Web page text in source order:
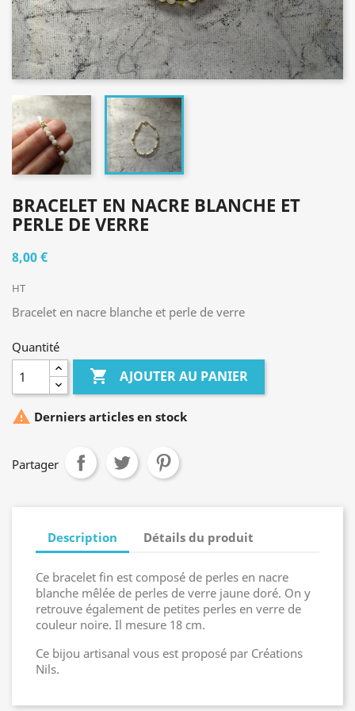
BRACELET EN NACRE BLANCHE ET
PERLE DE VERRE
8,00 €
HT
Bracelet en nacre blanche et perle de verre
Quantité
 AJOUTER AU PANIER
 Derniers articles en stock
Partager
Description Détails du produit
Ce bracelet fin est composé de perles en nacre
blanche mêlée de perles de verre jaune doré. On y
retrouve également de petites perles en verre de
couleur noire. Il mesure 18 cm.
Ce bijou artisanal vous est proposé par Créations
Nils.